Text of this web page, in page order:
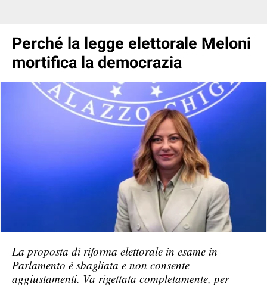
Perché la legge elettorale Meloni
mortifica la democrazia
La proposta di riforma elettorale in esame in
Parlamento è sbagliata e non consente
aggiustamenti. Va rigettata completamente, per